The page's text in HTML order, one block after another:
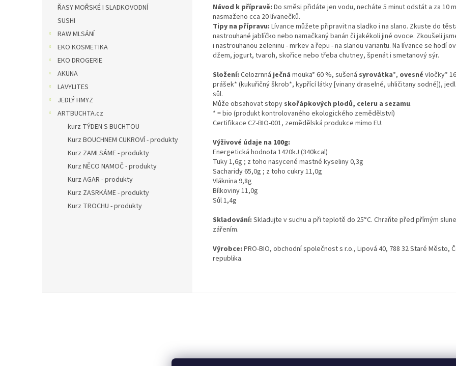
ŘASY MOŘSKÉ I SLADKOVODNÍ
SUSHI
RAW MLSÁNÍ
EKO KOSMETIKA
EKO DROGERIE
AKUNA
LAVYLITES
JEDLÝ HMYZ
ARTBUCHTA.cz
kurz TÝDEN S BUCHTOU
Kurz BOUCHNEM CUKROVÍ - produkty
Kurz ZAMLSÁME - produkty
Kurz NĚCO NAMOČ - produkty
Kurz AGAR - produkty
Kurz ZASRKÁME - produkty
Kurz TROCHU - produkty
Návod k přípravě: Do směsi přidáte jen vodu, necháte 5 minut odstát a za 10
nasmaženo cca 20 lívanečků.
Tipy na přípravu: Lívance můžete připravit na sladko i na slano. Zkuste do
nastrouhané jablíčko nebo namačkaný banán či jakékoli jiné ovoce. Zkoušeli
i nastrouhanou zeleninu - mrkev a řepu - na slanou variantu. Na lívance se hodí
džem, jogurt, tvaroh, skořice nebo třeba chutney, špenát i smetanový sýr.
Složení: Celozrnnáječná mouka* 60 %, sušená syrovátka*, ovesné vločky*
prášek* (kukuřičný škrob*, kypřící látky [vinany draselné, uhličitany sodné]),
sůl.
Může obsahovat stopy skořápkových plodů, celeru a sezamu.
* = bio (produkt kontrolovaného ekologického zemědělství)
Certifikace CZ-BIO-001, zemědělská produkce mimo EU.
Výživové údaje na 100g:
Energetická hodnota 1420kJ (340kcal)
Tuky 1,6g ; z toho nasycené mastné kyseliny 0,3g
Sacharidy 65,0g ; z toho cukry 11,0g
Vláknina 9,8g
Bílkoviny 11,0g
Sůl 1,4g
Skladování: Skladujte v suchu a při teplotě do 25°C. Chraňte před přímým
zářením.
Výrobce: PRO-BIO, obchodní společnost s r.o., Lipová 40, 788 32 Staré Město,
republika.